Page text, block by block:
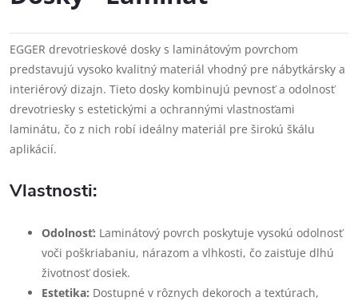
EGGER drevotrieskové dosky s laminátovým povrchom
predstavujú vysoko kvalitný materiál vhodný pre nábytkársky a
interiérový dizajn. Tieto dosky kombinujú pevnosť a odolnosť
drevotriesky s estetickými a ochrannými vlastnosťami
laminátu, čo z nich robí ideálny materiál pre širokú škálu
aplikácií.
Vlastnosti:
Odolnosť: Laminátový povrch poskytuje vysokú odolnosť
voči poškriabaniu, nárazom a vlhkosti, čo zaisťuje dlhú
životnosť dosiek.
Estetika: Dostupné v rôznych dekoroch a textúrach,